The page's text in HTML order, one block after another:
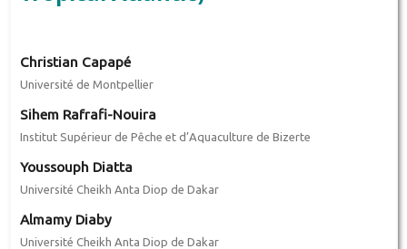
Christian Capapé
Université de Montpellier
Sihem Rafrafi-Nouira
Institut Supérieur de Pêche et d’Aquaculture de Bizerte
Youssouph Diatta
Université Cheikh Anta Diop de Dakar
Almamy Diaby
Université Cheikh Anta Diop de Dakar